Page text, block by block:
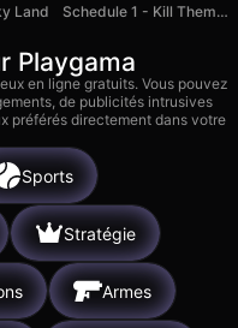
Land Schedule 1 - Kill Them All
Playgama
en ligne gratuits. Vous pouvez
de publicités intrusives
préférés directement dans votre
Sports
Stratégie
Armes